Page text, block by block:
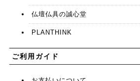
仏壇仏具の誠心堂
PLANTHINK
ご利用ガイド